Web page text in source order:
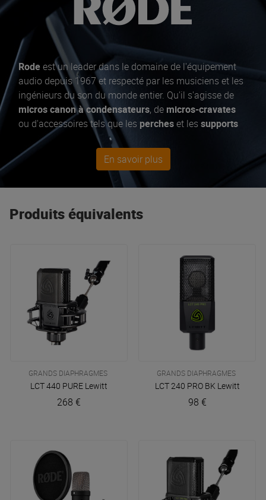
Rodeest un leader dans le domaine de l'équipement
audio depuis 1967 et respecté par les musiciens et les
ingénieurs du son du monde entier. Qu'il s'agisse de
micros canon à condensateurs, de micros-cravates
ou d'accessoires tels que les percheset les supports
de micro
, Rode a tout ce qu'il faut pour capturer les
talents d'un artiste surscèneou enstudio
micro à condensateur
le NT-USB mini et RodeCaster Pro. Pour ceux
nombreusessolutions mobiles
proposées pour lessmartphones
En savoir plus
Produits équivalents
GRANDS DIAPHRAGMES
LCT 440 PURE Lewitt
268 €
GRANDS DIAPHRAGMES
LCT 240 PRO BK Lewitt
98 €